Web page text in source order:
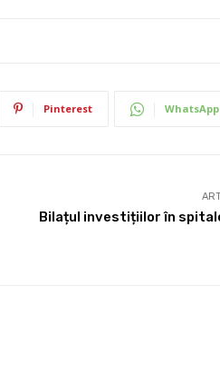
Pinterest WhatsApp
Bilațul investițiilor în